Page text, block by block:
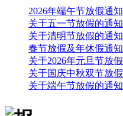
2026年端午节放假通知
关于五一节放假的通知
关于清明节放假的通知
春节放假及年休假通知
关于2026年元旦节放
关于国庆中秋双节放
关于端午节放假的通知